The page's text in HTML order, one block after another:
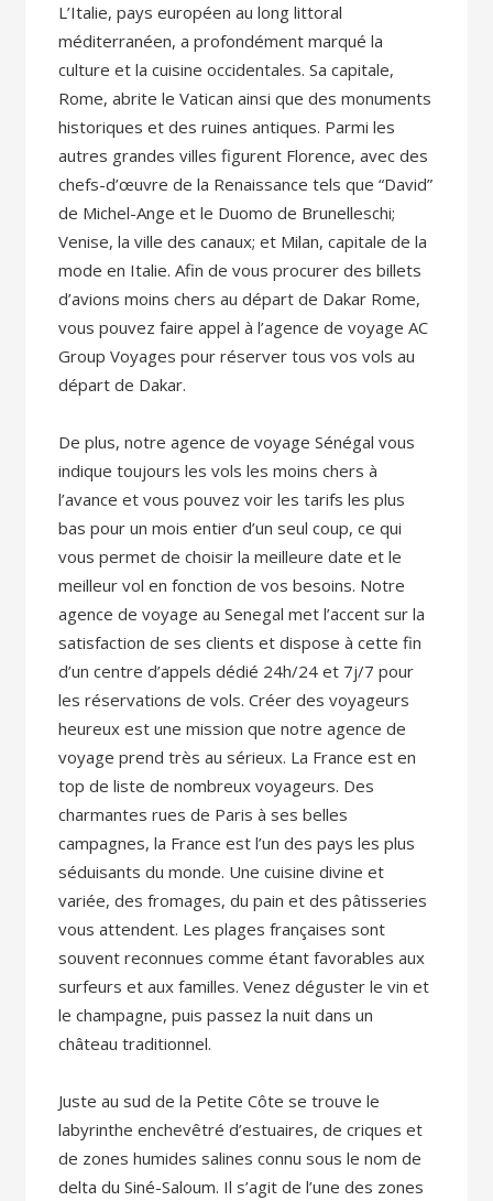
L’Italie, pays européen au long littoral
méditerranéen, a profondément marqué la
culture et la cuisine occidentales. Sa capitale,
Rome, abrite le Vatican ainsi que des monuments
historiques et des ruines antiques. Parmi les
autres grandes villes figurent Florence, avec des
chefs-d’œuvre de la Renaissance tels que “David”
de Michel-Ange et le Duomo de Brunelleschi;
Venise, la ville des canaux; et Milan, capitale de la
mode en Italie. Afin de vous procurer des billets
d’avions moins chers au départ de Dakar Rome,
vous pouvez faire appel à l’agence de voyage AC
Group Voyages pour réserver tous vos vols au
départ de Dakar.
De plus, notre agence de voyage Sénégal vous
indique toujours les vols les moins chers à
l’avance et vous pouvez voir les tarifs les plus
bas pour un mois entier d’un seul coup, ce qui
vous permet de choisir la meilleure date et le
meilleur vol en fonction de vos besoins. Notre
agence de voyage au Senegal met l’accent sur la
satisfaction de ses clients et dispose à cette fin
d’un centre d’appels dédié 24h/24 et 7j/7 pour
les réservations de vols. Créer des voyageurs
heureux est une mission que notre agence de
voyage prend très au sérieux. La France est en
top de liste de nombreux voyageurs. Des
charmantes rues de Paris à ses belles
campagnes, la France est l’un des pays les plus
séduisants du monde. Une cuisine divine et
variée, des fromages, du pain et des pâtisseries
vous attendent. Les plages françaises sont
souvent reconnues comme étant favorables aux
surfeurs et aux familles. Venez déguster le vin et
le champagne, puis passez la nuit dans un
château traditionnel.
Juste au sud de la Petite Côte se trouve le
labyrinthe enchevêtré d’estuaires, de criques et
de zones humides salines connu sous le nom de
delta du Siné-Saloum. Il s’agit de l’une des zones